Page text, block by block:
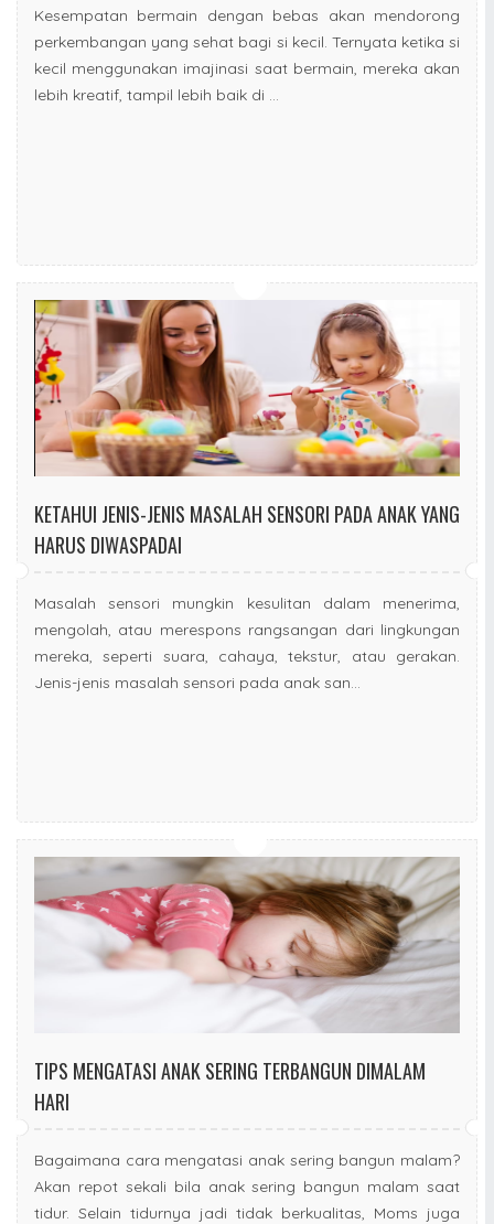
Kesempatan bermain dengan bebas akan mendorong
perkembangan yang sehat bagi si kecil. Ternyata ketika si
kecil menggunakan imajinasi saat bermain, mereka akan
lebih kreatif, tampil lebih baik di ...
KETAHUI JENIS-JENIS MASALAH SENSORI PADA ANAK YANG
HARUS DIWASPADAI
Masalah sensori mungkin kesulitan dalam menerima,
mengolah, atau merespons rangsangan dari lingkungan
mereka, seperti suara, cahaya, tekstur, atau gerakan.
Jenis-jenis masalah sensori pada anak san...
TIPS MENGATASI ANAK SERING TERBANGUN DIMALAM
HARI
Bagaimana cara mengatasi anak sering bangun malam?
Akan repot sekali bila anak sering bangun malam saat
tidur. Selain tidurnya jadi tidak berkualitas, Moms juga